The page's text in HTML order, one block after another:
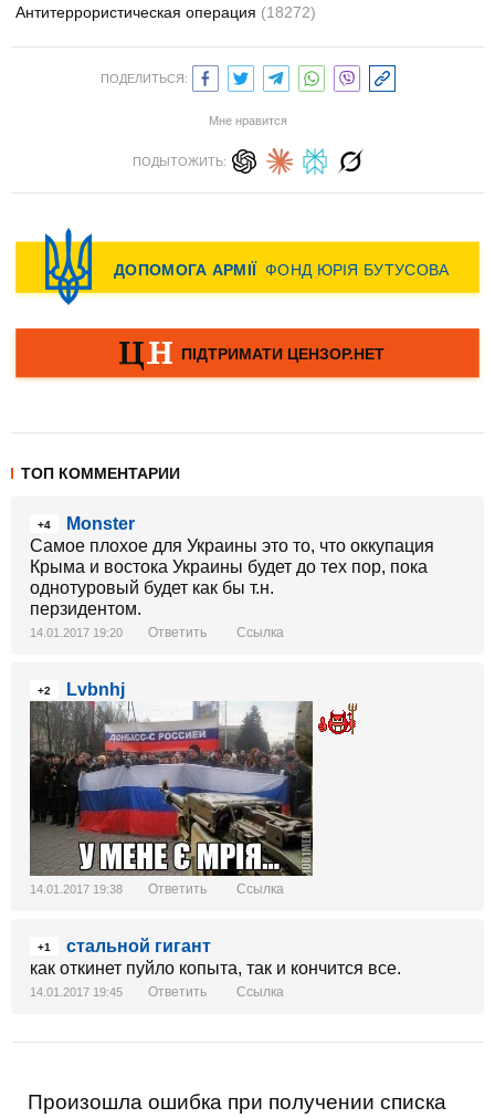
Антитеррористическая операция (18272)
ПОДЕЛИТЬСЯ:
Мне нравится
ПОДЫТОЖИТЬ:
ТОП КОММЕНТАРИИ
+4
Monster
Самое плохое для Украины это то, что оккупация
Крыма и востока Украины будет до тех пор, пока
однотуровый будет как бы т.н.
перзидентом.
14.01.2017 19:20 Ответить Ссылка
+2 Lvbnhj
14.01.2017 19:38 Ответить Ссылка
+1
стальной гигант
как откинет пуйло копыта, так и кончится все.
14.01.2017 19:45 Ответить Ссылка
Произошла ошибка при получении списка